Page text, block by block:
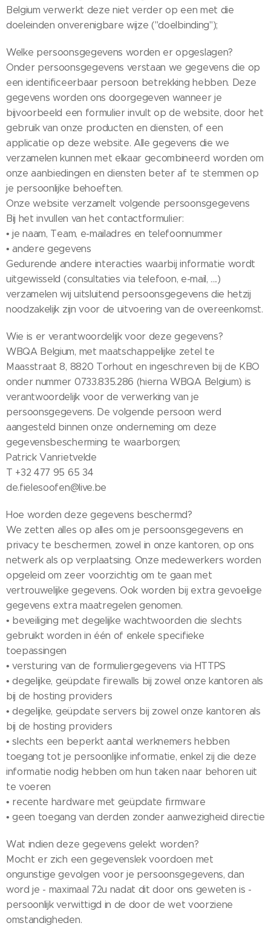
Belgium verwerkt deze niet verder op een met die
doeleinden onverenigbare wijze ("doelbinding");
Welke persoonsgegevens worden er opgeslagen?
Onder persoonsgegevens verstaan we gegevens die op
een identificeerbaar persoon betrekking hebben. Deze
gegevens worden ons doorgegeven wanneer je
bijvoorbeeld een formulier invult op de website, door het
gebruik van onze producten en diensten, of een
applicatie op deze website. Alle gegevens die we
verzamelen kunnen met elkaar gecombineerd worden om
onze aanbiedingen en diensten beter af te stemmen op
je persoonlijke behoeften.
Onze website verzamelt volgende persoonsgegevens
Bij het invullen van het contactformulier:
• je naam, Team, e-mailadres en telefoonnummer
• andere gegevens
Gedurende andere interacties waarbij informatie wordt
uitgewisseld (consultaties via telefoon, e-mail, ....)
verzamelen wij uitsluitend persoonsgegevens die hetzij
noodzakelijk zijn voor de uitvoering van de overeenkomst.
Wie is er verantwoordelijk voor deze gegevens?
WBQA Belgium, met maatschappelijke zetel te
Maasstraat 8, 8820 Torhout en ingeschreven bij de KBO
onder nummer 0733.835.286 (hierna WBQA Belgium) is
verantwoordelijk voor de verwerking van je
persoonsgegevens. De volgende persoon werd
aangesteld binnen onze onderneming om deze
gegevensbescherming te waarborgen;
Patrick Vanrietvelde
T +32 477 95 65 34
de.fielesoofen@live.be
Hoe worden deze gegevens beschermd?
We zetten alles op alles om je persoonsgegevens en
privacy te beschermen, zowel in onze kantoren, op ons
netwerk als op verplaatsing. Onze medewerkers worden
opgeleid om zeer voorzichtig om te gaan met
vertrouwelijke gegevens. Ook worden bij extra gevoelige
gegevens extra maatregelen genomen.
• beveiliging met degelijke wachtwoorden die slechts
gebruikt worden in één of enkele specifieke
toepassingen
• versturing van de formuliergegevens via HTTPS
• degelijke, geüpdate firewalls bij zowel onze kantoren als
bij de hosting providers
• degelijke, geüpdate servers bij zowel onze kantoren als
bij de hosting providers
• slechts een beperkt aantal werknemers hebben
toegang tot je persoonlijke informatie, enkel zij die deze
informatie nodig hebben om hun taken naar behoren uit
te voeren
• recente hardware met geüpdate firmware
• geen toegang van derden zonder aanwezigheid directie
Wat indien deze gegevens gelekt worden?
Mocht er zich een gegevenslek voordoen met
ongunstige gevolgen voor je persoonsgegevens, dan
word je - maximaal 72u nadat dit door ons geweten is -
persoonlijk verwittigd in de door de wet voorziene
omstandigheden.